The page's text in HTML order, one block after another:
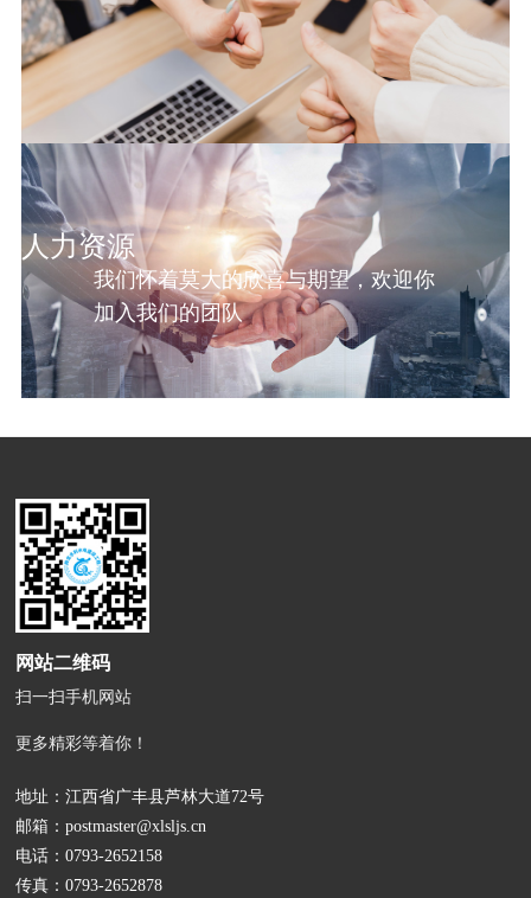
人力资源
我们怀着莫大的欣喜与期望，欢迎你
加入我们的团队
网站二维码
扫一扫手机网站
更多精彩等着你！
地址：江西省广丰县芦林大道72号
邮箱：postmaster@xlsljs.cn
电话：0793-2652158
传真：0793-2652878